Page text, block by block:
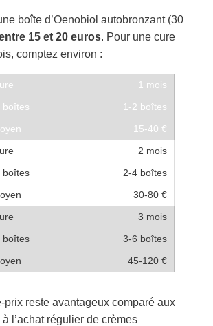
boîte d’Oenobiol autobronzant (30
15 et 20 euros. Pour une cure
comptez environ :
1 mois
1-2 boîtes
15-40 €
2 mois
2-4 boîtes
30-80 €
3 mois
3-6 boîtes
45-120 €
prix reste avantageux comparé aux
l’achat régulier de crèmes